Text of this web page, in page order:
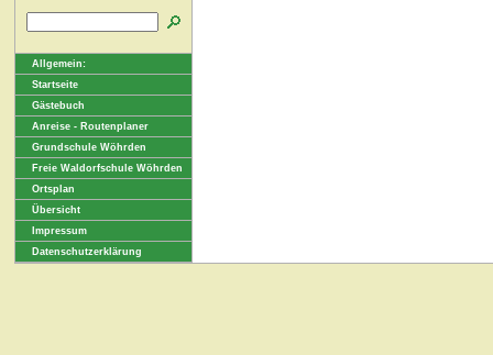
Allgemein:
Startseite
Gästebuch
Anreise - Routenplaner
Grundschule Wöhrden
Freie Waldorfschule Wöhrden
Ortsplan
Übersicht
Impressum
Datenschutzerklärung